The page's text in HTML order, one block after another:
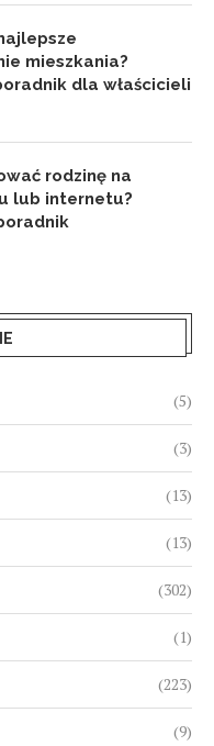
mieszkania?
dla właścicieli
rodzinę na
lub internetu?
(5)
(3)
(13)
(13)
(302)
(1)
(223)
(9)